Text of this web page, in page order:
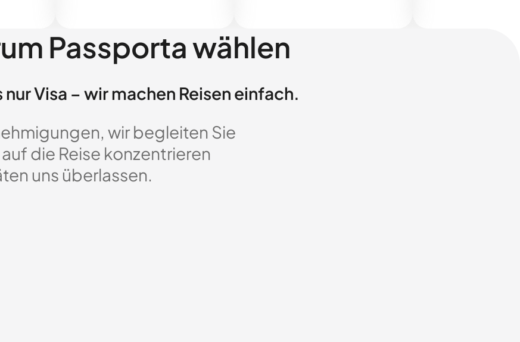
Passporta wählen
nur Visa – wir machen Reisen einfach.
wir begleiten Sie
die Reise konzentrieren
uns überlassen.